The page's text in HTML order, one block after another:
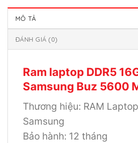
MÔ TẢ
ĐÁNH GIÁ (0)
Ram laptop DDR5
Samsung Buz 5600
Thương hiệu: RAM
Samsung
Bảo hành: 12 tháng